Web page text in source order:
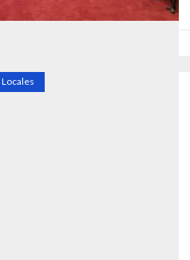
Locales